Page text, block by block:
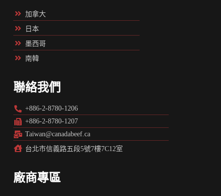
加拿大
日本
墨西哥
南韓
聯絡我們
+886-2-8780-1206
+886-2-8780-1207
Taiwan@canadabeef.ca
台北市信義路五段5號7樓7C12室
廠商專區